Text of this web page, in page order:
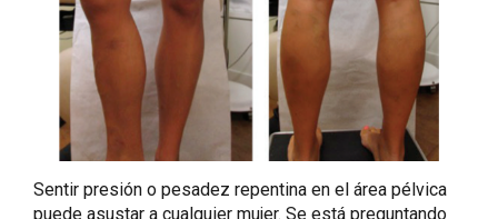
Sentir presión o pesadez repentina en el área pélvica
puede asustar a cualquier mujer. Se está preguntando